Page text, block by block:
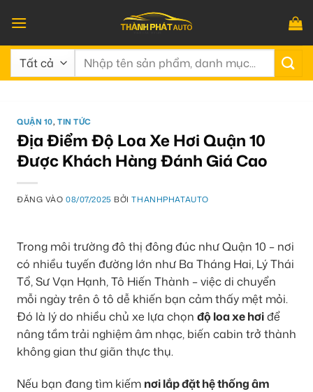
qua
nội
dung
Tìm
QUẬN 10,TIN TỨC
Địa Điểm Độ Loa Xe Hơi Quận 10
Được Khách Hàng Đánh Giá Cao
ĐĂNG VÀO08/07/2025 BỞITHANHPHATAUTO
Trong môi trường đô thị đông đúc như Quận 10 – nơi
có nhiều tuyến đường lớn như Ba Tháng Hai, Lý Thái
Tổ, Sư Vạn Hạnh, Tô Hiến Thành – việc di chuyển
mỗi ngày trên ô tô dễ khiến bạn cảm thấy mệt mỏi.
Đó là lý do nhiều chủ xe lựa chọn độ loa xe hơiđể
nâng tầm trải nghiệm âm nhạc, biến cabin trở thành
không gian thư giãn thực thụ.
Nếu bạn đang tìm kiếm nơi lắp đặt hệ thống âm